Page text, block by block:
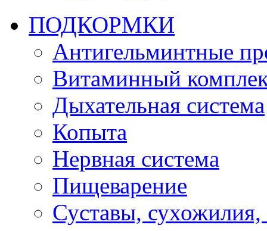
ПОДКОРМКИ
Антигельминтные
Витаминный
Дыхательная система
Копыта
Нервная система
Пищеварение
Суставы, сухожилия,